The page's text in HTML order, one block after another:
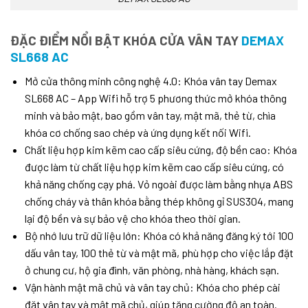
ĐẶC ĐIỂM NỔI BẬT KHÓA CỬA VÂN TAY DEMAX
SL668 AC
Mở cửa thông minh công nghệ 4.0: Khóa vân tay Demax
SL668 AC – App Wifi hỗ trợ 5 phương thức mở khóa thông
minh và bảo mật, bao gồm vân tay, mật mã, thẻ từ, chìa
khóa cơ chống sao chép và ứng dụng kết nối Wifi.
Chất liệu hợp kim kẽm cao cấp siêu cứng, độ bền cao: Khóa
được làm từ chất liệu hợp kim kẽm cao cấp siêu cứng, có
khả năng chống cạy phá. Vỏ ngoài được làm bằng nhựa ABS
chống cháy và thân khóa bằng thép không gỉ SUS304, mang
lại độ bền và sự bảo vệ cho khóa theo thời gian.
Bộ nhớ lưu trữ dữ liệu lớn: Khóa có khả năng đăng ký tới 100
dấu vân tay, 100 thẻ từ và mật mã, phù hợp cho việc lắp đặt
ở chung cư, hộ gia đình, văn phòng, nhà hàng, khách sạn.
Vận hành mật mã chủ và vân tay chủ: Khóa cho phép cài
đặt vân tay và mật mã chủ, giúp tăng cường độ an toàn.